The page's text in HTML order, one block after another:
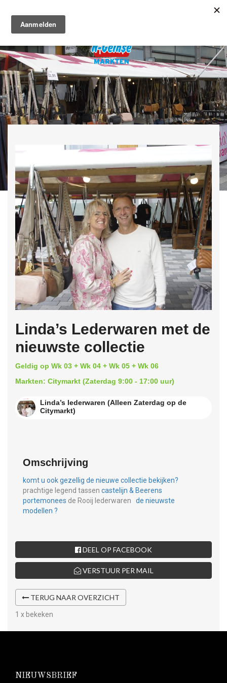
Linda’s Lederwaren met de
nieuwste collectie
Geldig op Wk 03 + Wk 04 + Wk 05 + Wk 06
Markten: Citymarkt (Zaterdag 9:00 - 17:00 uur)
Linda’s lederwaren (Alleen Zaterdag op de
Citymarkt)
Omschrijving
komt u ook gezellig de nieuwe collectie bekijken?
prachtige legend tassen castelijn & Beerens
portemonees de Rooij lederwaren de nieuwste
modellen ?
DEEL OP FACEBOOK
VERSTUUR PER MAIL
TERUG NAAR OVERZICHT
1 x bekeken
NIEUWSBRIEF